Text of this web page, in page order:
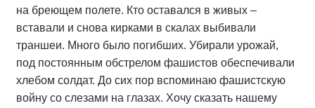
на бреющем полете. Кто оставался в живых –
вставали и снова кирками в скалах выбивали
траншеи. Много было погибших. Убирали урожай,
под постоянным обстрелом фашистов обеспечивали
хлебом солдат. До сих пор вспоминаю фашистскую
войну со слезами на глазах. Хочу сказать нашему